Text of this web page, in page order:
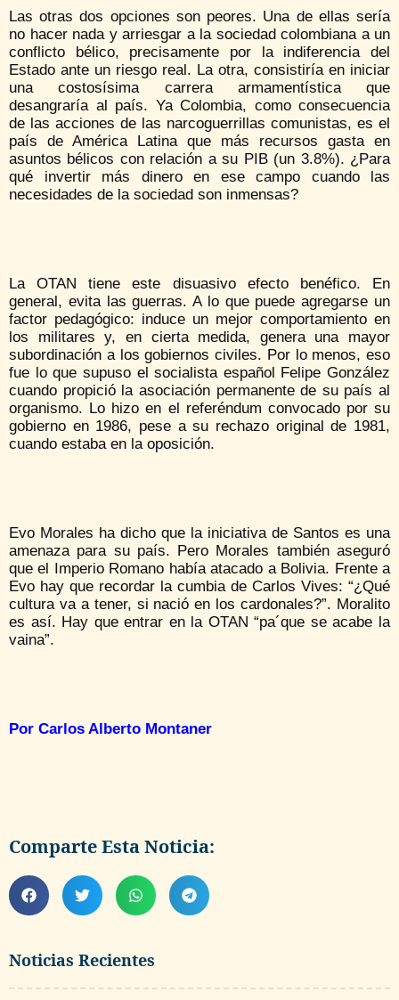
Noticias Recientes
Las otras dos opciones son peores. Una de ellas sería
no hacer nada y arriesgar a la sociedad colombiana a un
conflicto bélico, precisamente por la indiferencia del
Estado ante un riesgo real. La otra, consistiría en iniciar
una costosísima carrera armamentística que
desangraría al país. Ya Colombia, como consecuencia
de las acciones de las narcoguerrillas comunistas, es el
país de América Latina que más recursos gasta en
asuntos bélicos con relación a su PIB (un 3.8%). ¿Para
qué invertir más dinero en ese campo cuando las
necesidades de la sociedad son inmensas?
La OTAN tiene este disuasivo efecto benéfico. En
general, evita las guerras. A lo que puede agregarse un
factor pedagógico: induce un mejor comportamiento en
los militares y, en cierta medida, genera una mayor
subordinación a los gobiernos civiles. Por lo menos, eso
fue lo que supuso el socialista español Felipe González
cuando propició la asociación permanente de su país al
organismo. Lo hizo en el referéndum convocado por su
gobierno en 1986, pese a su rechazo original de 1981,
cuando estaba en la oposición.
Evo Morales ha dicho que la iniciativa de Santos es una
amenaza para su país. Pero Morales también aseguró
que el Imperio Romano había atacado a Bolivia. Frente a
Evo hay que recordar la cumbia de Carlos Vives: “¿Qué
cultura va a tener, si nació en los cardonales?”. Moralito
es así. Hay que entrar en la OTAN “pa´que se acabe la
vaina”.
Por Carlos Alberto Montaner
Comparte Esta Noticia: